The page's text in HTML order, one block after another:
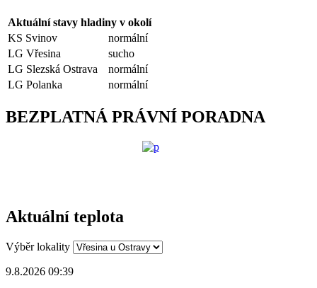
Aktuální stavy hladiny v okolí
KS Svinov
normální
LG Vřesina
sucho
LG Slezská Ostrava
normální
LG Polanka
normální
BEZPLATNÁ PRÁVNÍ PORADNA
Aktuální teplota
Výběr lokality
9.8.2026 09:39